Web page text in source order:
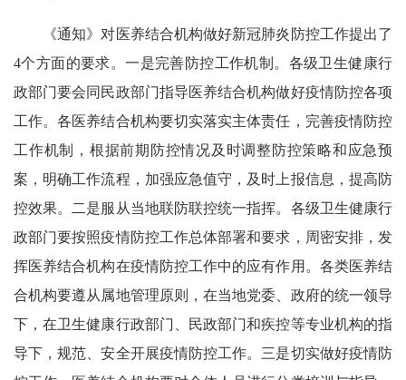
《通知》对医养结合机构做好新冠肺炎防控工作提出了
4个方面的要求。一是完善防控工作机制。各级卫生健康行
政部门要会同民政部门指导医养结合机构做好疫情防控各项
工作。各医养结合机构要切实落实主体责任，完善疫情防控
工作机制，根据前期防控情况及时调整防控策略和应急预
案，明确工作流程，加强应急值守，及时上报信息，提高防
控效果。二是服从当地联防联控统一指挥。各级卫生健康行
政部门要按照疫情防控工作总体部署和要求，周密安排，发
挥医养结合机构在疫情防控工作中的应有作用。各类医养结
合机构要遵从属地管理原则，在当地党委、政府的统一领导
下，在卫生健康行政部门、民政部门和疾控等专业机构的指
导下，规范、安全开展疫情防控工作。三是切实做好疫情防